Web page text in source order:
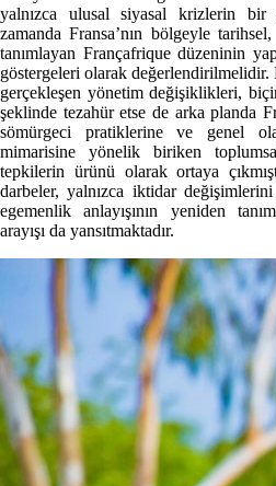
yalnızca ulusal siyasal krizlerin bir
zamanda Fransa’nın bölgeyle
tanımlayan Françafrique düzeninin
göstergeleri olarak
gerçekleşen yönetim değişiklikleri,
şeklinde tezahür etse de arka planda
sömürgeci pratiklerine ve genel
mimarisine yönelik biriken
tepkilerin ürünü olarak ortaya
darbeler, yalnızca iktidar
egemenlik anlayışının yeniden
arayışı da yansıtmaktadır.